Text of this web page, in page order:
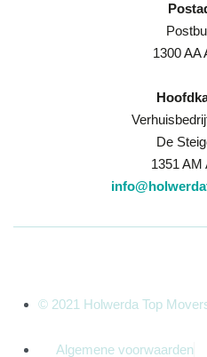
1300 AA
De
1351 AM
© 2021 Holwerda Top
Algemene voorwaarden